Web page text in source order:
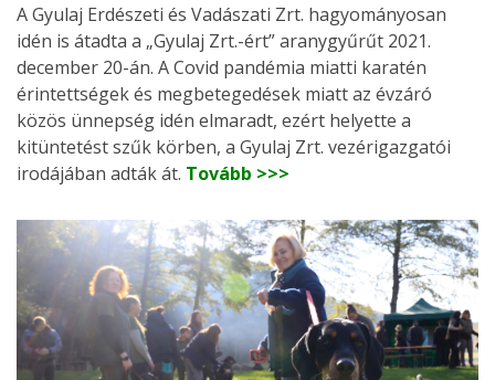
A Gyulaj Erdészeti és Vadászati Zrt. hagyományosan
idén is átadta a „Gyulaj Zrt.-ért” aranygyűrűt 2021.
december 20-án. A Covid pandémia miatti karatén
érintettségek és megbetegedések miatt az évzáró
közös ünnepség idén elmaradt, ezért helyette a
kitüntetést szűk körben, a Gyulaj Zrt. vezérigazgatói
irodájában adták át. Tovább >>>